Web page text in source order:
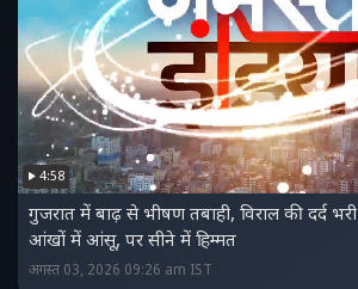
4:58
गुजरात में बाढ़ से भीषण तबाही, विराल की दर्द
आंखों में आंसू, पर सीने में हिम्‍मत
अगस्त 03, 2026 09:26 am IST